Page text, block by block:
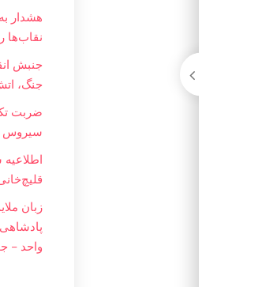
هشدار
نقاب‌ها
جنبش
جنگ،
ضربت
سیروس
اطلاعیه
زبان
واحد –